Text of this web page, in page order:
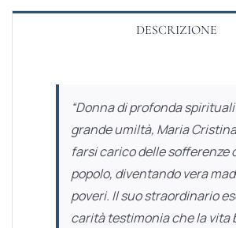
DESCRIZIONE
“Donna di profonda
grande umiltà, Maria
farsi carico delle sofferenze
popolo, diventando vera
poveri. Il suo straordinario
carità testimonia che la vita